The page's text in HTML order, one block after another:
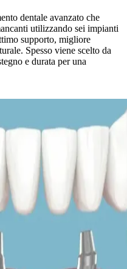
dentale avanzato che
utilizzando sei impianti
supporto, migliore
Spesso viene scelto da
e durata per una